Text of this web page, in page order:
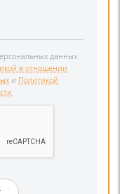
данных
в отношении
и Политикой